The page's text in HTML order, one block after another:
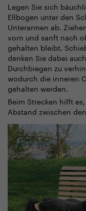
Legen Sie sich
Ellbogen unter den
Unterarmen ab.
vorn und sanft nach
gehalten bleibt.
denken Sie dabei
Durchbiegen zu
wodurch die inneren
gehalten werden.
Beim Strecken hilft
Abstand zwischen